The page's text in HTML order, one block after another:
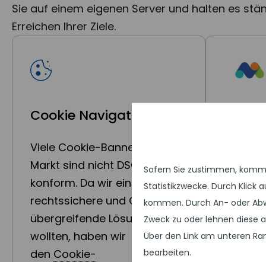
Sofern Sie zustimmen,
Statistikzwecke. Durch Klick
kommen. Durch An- oder
Zweck zu oder lehnen diese
Über den Link am unteren
bearbeiten.
Sie auf einem eigenen Server und halten es
Erreichen Ihrer Ziele.
Cookie Navigator
Viele Cookie-Banner auf dem
Markt sind nicht DSGVO-
konform. Da wir eine
rechtssichere und CMS-
übergreifende Lösung haben
wollten, haben wir
den Cookie-